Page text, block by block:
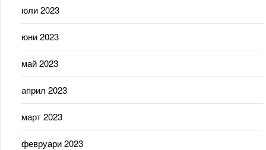
юли 2023
юни 2023
май 2023
април 2023
март 2023
февруари 2023